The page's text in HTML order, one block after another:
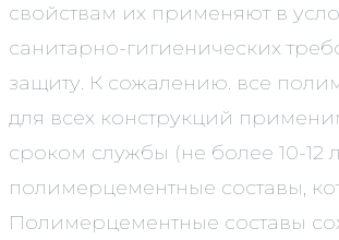
свойствам их применяют в
санитарно-гигиенических
защиту. К сожалению. все
для всех конструкций
сроком службы (не более 10-
полимерцементные составы,
Полимерцементные составы